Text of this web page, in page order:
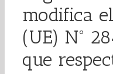
modifica
(UE) Nº
que